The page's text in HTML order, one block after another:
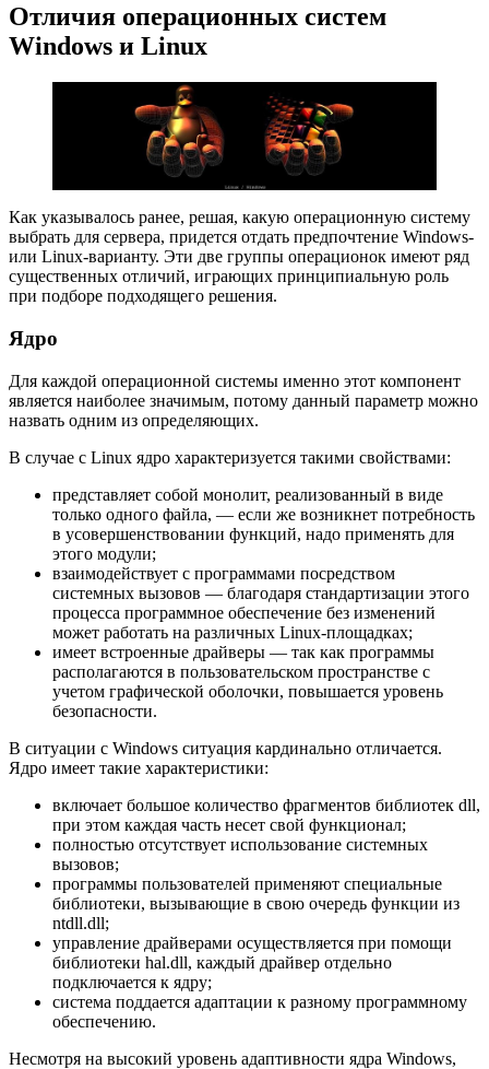
Отличия операционных систем
Windows и Linux
Как указывалось ранее, решая, какую операционную систему
выбрать для сервера, придется отдать предпочтение Windows-
или Linux-варианту. Эти две группы операционок имеют ряд
существенных отличий, играющих принципиальную роль
при подборе подходящего решения.
Ядро
Для каждой операционной системы именно этот компонент
является наиболее значимым, потому данный параметр можно
назвать одним из определяющих.
В случае с Linux ядро характеризуется такими свойствами:
представляет собой монолит, реализованный в виде
только одного файла, — если же возникнет потребность
в усовершенствовании функций, надо применять для
этого модули;
взаимодействует с программами посредством
системных вызовов — благодаря стандартизации этого
процесса программное обеспечение без изменений
может работать на различных Linux-площадках;
имеет встроенные драйверы — так как программы
располагаются в пользовательском пространстве с
учетом графической оболочки, повышается уровень
безопасности.
В ситуации с Windows ситуация кардинально отличается.
Ядро имеет такие характеристики:
включает большое количество фрагментов библиотек dll,
при этом каждая часть несет свой функционал;
полностью отсутствует использование системных
вызовов;
программы пользователей применяют специальные
библиотеки, вызывающие в свою очередь функции из
ntdll.dll;
управление драйверами осуществляется при помощи
библиотеки hal.dll, каждый драйвер отдельно
подключается к ядру;
система поддается адаптации к разному программному
обеспечению.
Несмотря на высокий уровень адаптивности ядра Windows,